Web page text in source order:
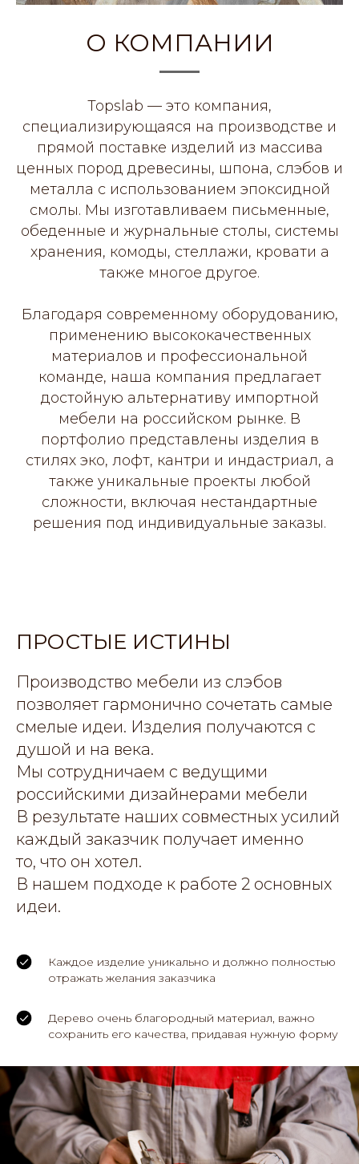
О КОМПАНИИ
Topslab — это компания,
специализирующаяся на производстве и
прямой поставке изделий из массива
ценных пород древесины, шпона, слэбов и
металла с использованием эпоксидной
смолы. Мы изготавливаем письменные,
обеденные и журнальные столы, системы
хранения, комоды, стеллажи, кровати а
также многое другое.
Благодаря современному оборудованию,
применению высококачественных
материалов и профессиональной
команде, наша компания предлагает
достойную альтернативу импортной
мебели на российском рынке. В
портфолио представлены изделия в
стилях эко, лофт, кантри и индастриал, а
также уникальные проекты любой
сложности, включая нестандартные
решения под индивидуальные заказы.
ПРОСТЫЕ ИСТИНЫ
Производство мебели из слэбов
позволяет гармонично сочетать самые
смелые идеи. Изделия получаются с
душой и на века.
Мы сотрудничаем с ведущими
российскими дизайнерами мебели
В результате наших совместных усилий
каждый заказчик получает именно
то, что он хотел.
В нашем подходе к работе 2 основных
идеи.
Каждое изделие уникально и должно полностью
отражать желания заказчика
Дерево очень благородный материал, важно
сохранить его качества, придавая нужную форму